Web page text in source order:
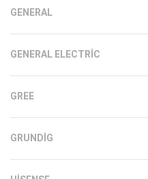
GENERAL
GENERAL ELECTRIC
GREE
GRUNDIG